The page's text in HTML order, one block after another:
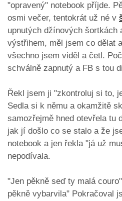
"opravený" notebook příjde.
osmi večer, tentokrát už né v
upnutých džínových šortkách
výstřihem, měl jsem co dělat
všechno jsem viděl a četl.
schválně zapnutý a FB s tou
Řekl jsem ji "zkontroluj si to,
Sedla si k němu a okamžitě
samozřejmě hned otevřela tu
jak jí došlo co se stalo a že
notebook a jen řekla "já už
nepodívala.
"Jen pěkně seď ty malá
pěkně vybarvila" Pokračoval